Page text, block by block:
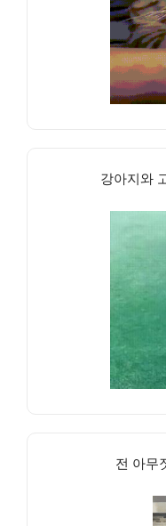
강아지와
전 아무